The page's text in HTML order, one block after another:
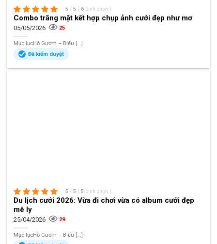
5 / 5 ( 6 bình chọn )
Combo trăng mật kết hợp chụp ảnh cưới đẹp như mơ
05/05/2026 25
Mục lụcHồ Gươm – Biểu [...]
Đã kiểm duyệt
5 / 5 ( 5 bình chọn )
Du lịch cưới 2026: Vừa đi chơi vừa có album cưới đẹp
mê ly
25/04/2026 29
Mục lụcHồ Gươm – Biểu [...]